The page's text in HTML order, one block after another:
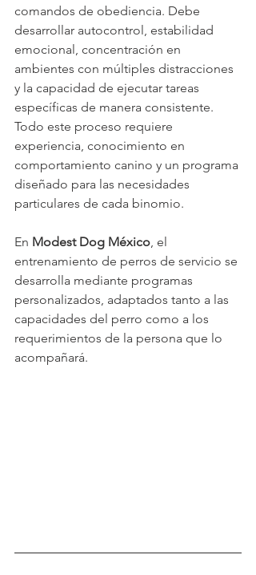
comandos de obediencia. Debe
desarrollar autocontrol, estabilidad
emocional, concentración en
ambientes con múltiples distracciones
y la capacidad de ejecutar tareas
específicas de manera consistente.
Todo este proceso requiere
experiencia, conocimiento en
comportamiento canino y un programa
diseñado para las necesidades
particulares de cada binomio.
En Modest Dog México, el
entrenamiento de perros de servicio se
desarrolla mediante programas
personalizados, adaptados tanto a las
capacidades del perro como a los
requerimientos de la persona que lo
acompañará.